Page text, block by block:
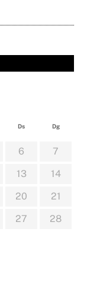
Ds Dg
6
7
13
14
20
21
27
28